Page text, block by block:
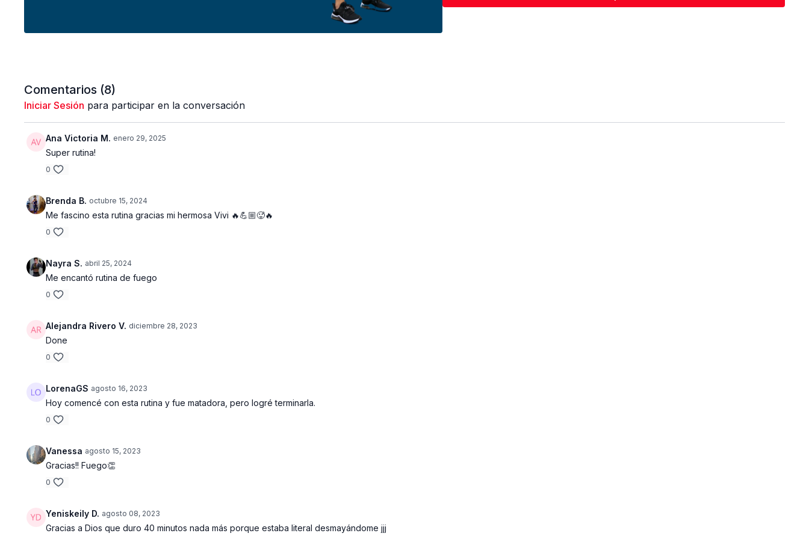
guiada, que cuenta con calentamiento previo, y estiramiento final
Calentamiento general y específico aproximadamente 4 minutos
Comentarios (8)
Iniciar Sesión para participar en la conversación
Ana Victoria M. enero 29, 2025
Super rutina!
0
Brenda B. octubre 15, 2024
Me fascino esta rutina gracias mi hermosa Vivi 🔥💪🏼🥵🔥
0
Nayra S. abril 25, 2024
Me encantó rutina de fuego
0
Alejandra Rivero V. diciembre 28, 2023
Done
0
LorenaGS agosto 16, 2023
Hoy comencé con esta rutina y fue matadora, pero logré terminarla.
0
Vanessa agosto 15, 2023
Gracias!! Fuego👏
0
Yeniskeily D. agosto 08, 2023
Gracias a Dios que duro 40 minutos nada más porque estaba literal desmayándome jjj